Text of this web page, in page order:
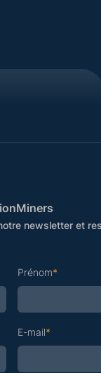
newsletter et
Prénom*
E-mail*